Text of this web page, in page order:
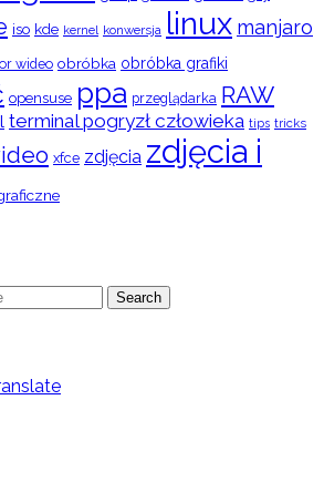
iso kde kernel konwersja linux manjaro
wideo obróbka obróbka grafiki
opensuse ppa przeglądarka RAW
terminal pogryzł człowieka tips tricks
xfce zdjęcia zdjęcia i
Search